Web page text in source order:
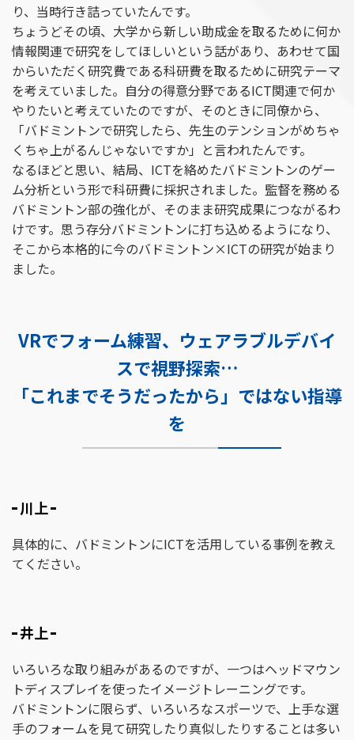
り、当時行き詰っていたんです。
ちょうどその頃、大学から新しい助成金を取るために何か
情報関連で研究をしてほしいという話があり、あわせて国
からいただく研究費である科研費を取るために研究テーマ
を考えていました。自分の得意分野であるICT関連で何か
やりたいと考えていたのですが、そのときに同僚から、
「バドミントンで研究したら、先生のテンションがめちゃ
くちゃ上がるんじゃないですか」と言われたんです。
なるほどと思い、結局、ICTを絡めたバドミントンのゲー
ム分析という形で科研費に採択されました。監督を務める
バドミントン部の強化が、そのまま研究成果につながるわ
けです。思う存分バドミントンに打ち込めるようになり、
そこから本格的に今のバドミントン×ICTの研究が始まり
ました。
VRでフォーム練習、ウェアラブルデバイ
スで視野探索…
「これまでそうだったから」ではない指導
を
川上
具体的に、バドミントンにICTを活用している事例を教え
てください。
井上
いろいろな取り組みがあるのですが、一つはヘッドマウン
トディスプレイを使ったイメージトレーニングです。
バドミントンに限らず、いろいろなスポーツで、上手な選
手のフォームを見て研究したり真似したりすることは多い